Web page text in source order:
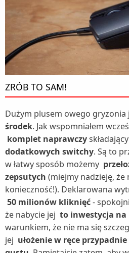
ZRÓB TO SAM!
Dużym plusem owego gryzonia
środek. Jak wspomniałem
komplet naprawczy
dodatkowych switchy. Są to
w łatwy sposób możemy
zepsutych (miejmy nadzieję,
konieczność!). Deklarowana
50 milionów kliknięć-
że nabycie jej to inwestycja na
warunkiem, że nie ma się
jej ułożenie w ręce